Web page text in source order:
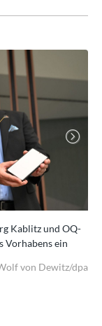
Kablitz und OQ-
Vorhabens ein
von Dewitz/dpa